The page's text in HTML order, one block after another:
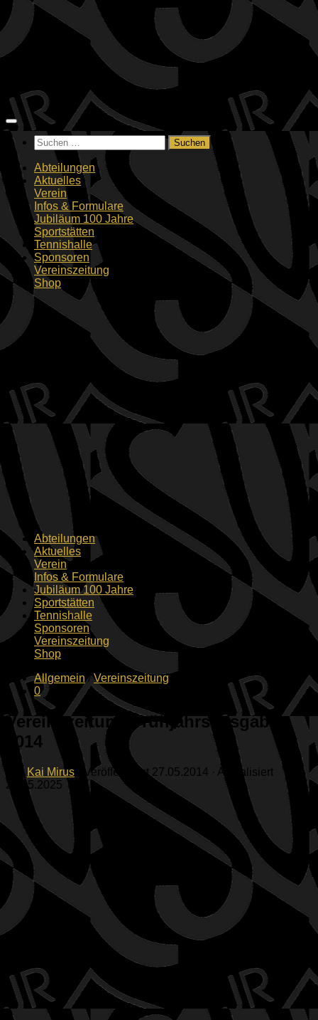
Zum
Inhalt
springen
Suchen
nach:
Abteilungen
Aktuelles
Verein
Infos & Formulare
Jubiläum 100 Jahre
Sportstätten
Tennishalle
Sponsoren
Vereinszeitung
Shop
Abteilungen
Aktuelles
Verein
Infos & Formulare
Jubiläum 100 Jahre
Sportstätten
Tennishalle
Sponsoren
Vereinszeitung
Shop
Allgemein / Vereinszeitung
0
Vereinszeitung Frühjahrsausgabe
2014
von Kai Mirus · Veröffentlicht 27.05.2014 · Aktualisiert
27.05.2025